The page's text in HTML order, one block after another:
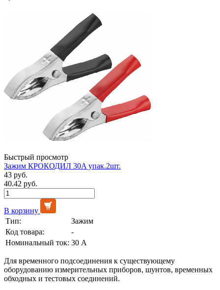
Быстрый просмотр
Зажим КРОКОДИЛ 30A упак.2шт.
43 руб.
40.42 руб.
В корзину
Тип:
Зажим
Код товара:
-
Номинальный ток: 30 А
Для временного подсоединения к существующему
оборудованию измерительных приборов, шунтов, временных
обходных и тестовых соединений.